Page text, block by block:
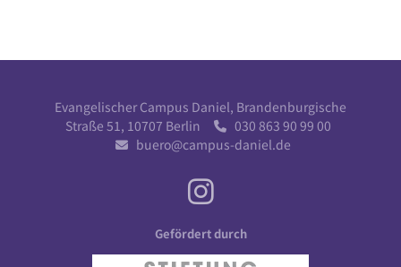
Evangelischer Campus Daniel, Brandenburgische
Straße 51, 10707 Berlin
030 863 90 99 00
 buero@campus-daniel.de
Gefördert durch